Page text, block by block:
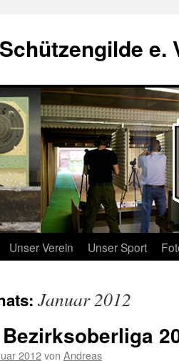
e.
Unser Verein Unser Sport
Januar 2012
2012von Andreas